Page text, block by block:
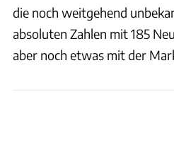
die noch weitgehend
absoluten Zahlen mit 185
aber noch etwas mit der